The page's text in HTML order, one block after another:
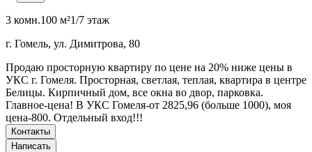
3 комн.100 м²1/7 этаж
г. Гомель, ул. Димитрова, 80
Продаю просторную квартиру по цене на 20% ниже цены в
УКС г. Гомеля. Просторная, светлая, теплая, квартира в центре
Белицы. Кирпичный дом, все окна во двор, парковка.
Главное-цена! В УКС Гомеля-от 2825,96 (больше 1000), моя
цена-800. Отдельный вход!!!
Контакты
Написать